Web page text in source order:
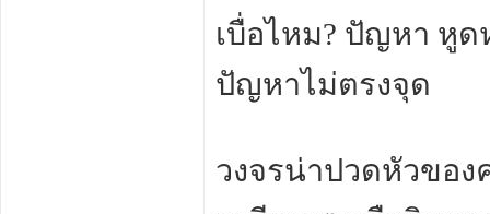
เบื่อไหม? ปัญหา หูด
ปัญหาไม่ตรงจุด
วงจรน่าปวดหัวขอ